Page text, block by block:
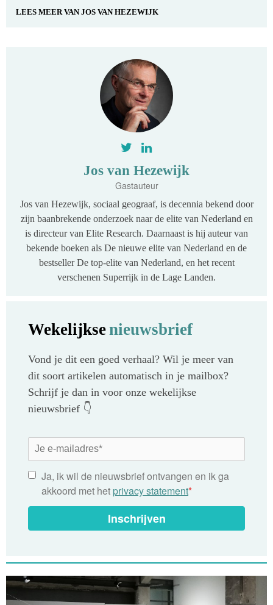
LEES MEER VANJOS VAN HEZEWIJK
Jos van Hezewijk
Gastauteur
Jos van Hezewijk, sociaal geograaf, is decennia bekend door
zijn baanbrekende onderzoek naar de elite van Nederland en
is directeur van Elite Research. Daarnaast is hij auteur van
bekende boeken als De nieuwe elite van Nederland en de
bestseller De top-elite van Nederland, en het recent
verschenen Superrijk in de Lage Landen.
Wekelijksenieuwsbrief
Vond je dit een goed verhaal? Wil je meer van
dit soort artikelen automatisch in je mailbox?
Schrijf je dan in voor onze wekelijkse
nieuwsbrief 👇
Ja, ik wil de nieuwsbrief ontvangen en ik ga
akkoord met het privacy statement*
Inschrijven